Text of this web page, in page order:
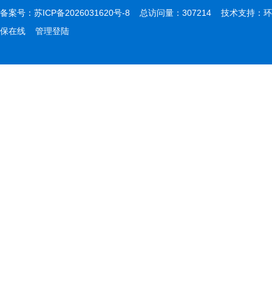
备案号： 苏ICP备2026031620号-8 总访问量：307214 技术支持： 环
保在线
管理登陆